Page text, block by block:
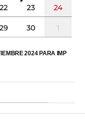
2024 PARA IMP